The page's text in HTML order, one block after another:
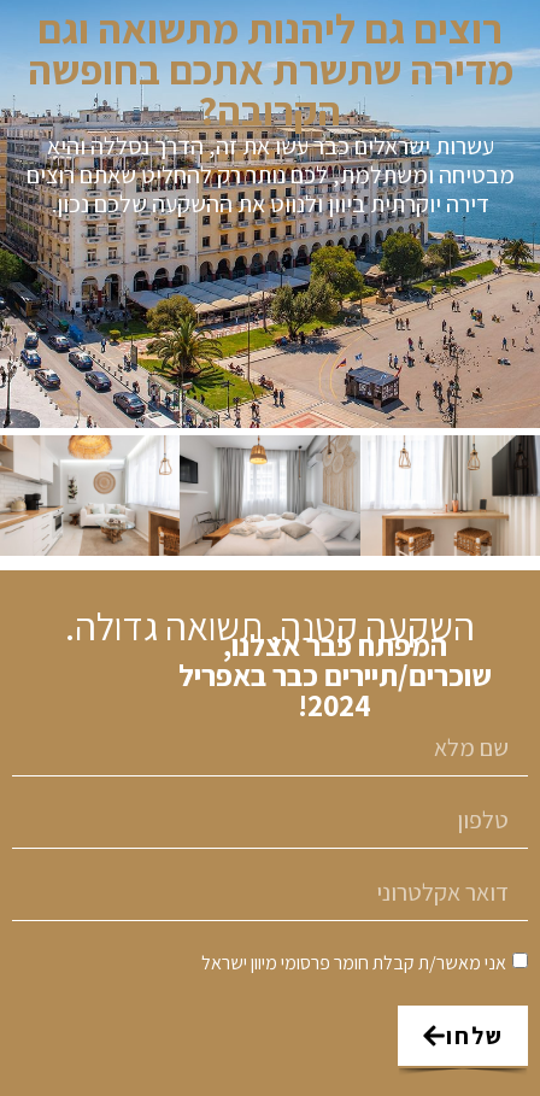
רוצים גם ליהנות מתשואה וגם
מדירה שתשרת אתכם בחופשה
הקרובה?
עשרות ישראלים כבר עשו את זה, הדרך נסללה והיא
מבטיחה ומשתלמת, לכם נותר רק להחליט שאתם רוצים
דירה יוקרתית ביוון ולנווט את ההשקעה שלכם נכון.
השקעה קטנה, תשואה גדולה.
המפתח כבר אצלנו,
שוכרים/תיירים כבר באפריל
2024!
אני מאשר/ת קבלת חומר פרסומי מיוון ישראל
שלחו